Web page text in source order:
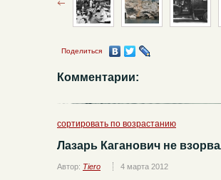
Поделиться
Комментарии:
сортировать по возрастанию
Лазарь Каганович не
Автор: Tiero 4 марта 2012